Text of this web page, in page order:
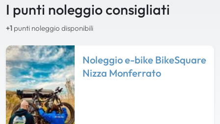
I punti noleggio consigliati
+1 punti noleggio disponibili
Noleggio e-bike BikeSquare
Nizza Monferrato